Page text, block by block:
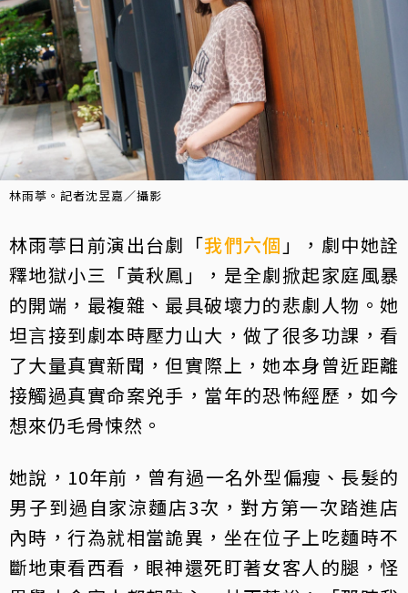
林雨葶。記者沈昱嘉／攝影
林雨葶日前演出台劇「我們六個 」，劇中她詮
釋地獄小三「黃秋鳳」，是全劇掀起家庭風暴
的開端，最複雜、最具破壞力的悲劇人物。她
坦言接到劇本時壓力山大，做了很多功課，看
了大量真實新聞，但實際上，她本身曾近距離
接觸過真實命案兇手，當年的恐怖經歷，如今
想來仍毛骨悚然。
她說，10年前，曾有過一名外型偏瘦、長髮的
男子到過自家涼麵店3次，對方第一次踏進店
內時，行為就相當詭異，坐在位子上吃麵時不
斷地東看西看，眼神還死盯著女客人的腿，怪